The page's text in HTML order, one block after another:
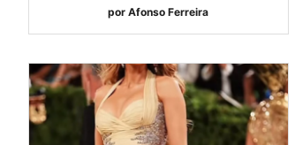
por Afonso Ferreira